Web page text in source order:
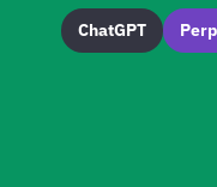
ChatGPT